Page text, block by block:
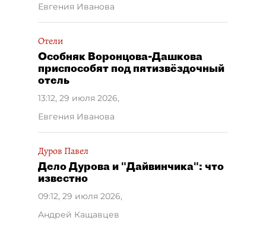
Евгения Иванова
Отели
Особняк Воронцова-Дашкова
приспособят под пятизвёздочный
отель
13:12, 29 июля 2026,
Евгения Иванова
Дуров Павел
Дело Дурова и "Дайвинчика": что
известно
09:12, 29 июля 2026,
Андрей Кащавцев